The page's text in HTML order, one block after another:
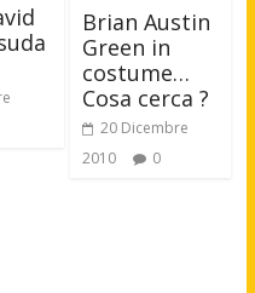
Brian Austin
Green in
costume…
Cosa cerca ?
20 Dicembre
2010
0